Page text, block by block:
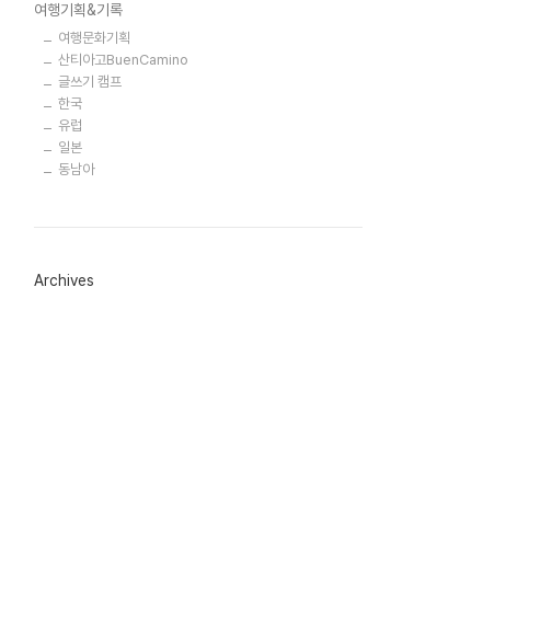
여행기획&기록
여행문화기획
산티아고BuenCamino
글쓰기 캠프
한국
유럽
일본
동남아
Archives